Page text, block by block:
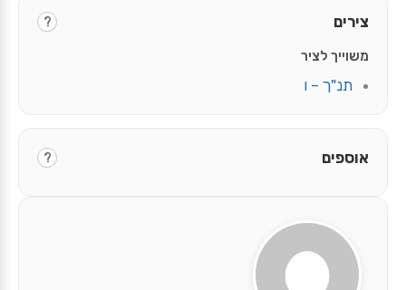
צירים ?
משוייך לציר
תנ"ך – ו
אוספים ?